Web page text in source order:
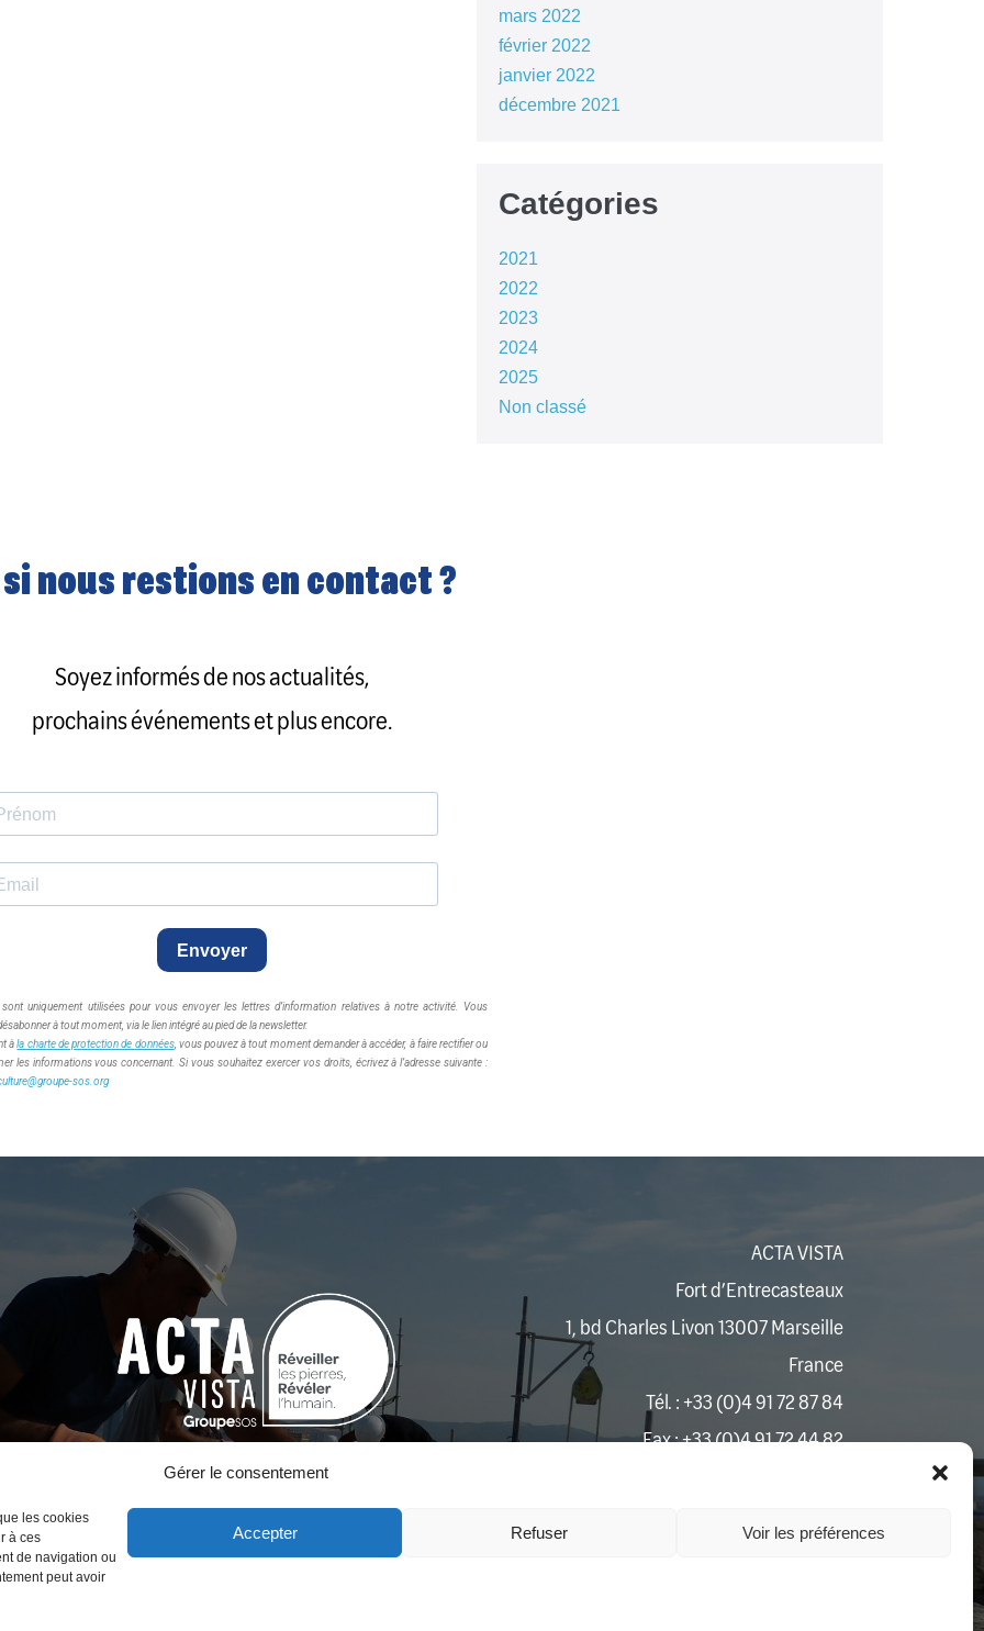
Gérer le consentement
les cookies
à ces
de navigation ou
peut avoir
Accepter Refuser Voir les préférences
mars 2022
février 2022
janvier 2022
décembre 2021
Catégories
2021
2022
2023
2024
2025
Non classé
si nous restions en contact ?
Soyez informés de nos actualités,
prochains événements et plus encore.
Envoyer
uniquement utilisées pour vous envoyer les lettres d’information relatives à notre activité. Vous
à tout moment, via le lien intégré au pied de la newsletter.
àla charte de protection de données, vous pouvez à tout moment demander à accéder, à faire rectifier ou
les informations vous concernant. Si vous souhaitez exercer vos droits, écrivez à l’adresse suivante :
sos.org
ACTA VISTA
Fort d’Entrecasteaux
1, bd Charles Livon 13007 Marseille
France
Tél. : +33 (0)491 72 87 84
Fax : +33 (0)4 91 72 44 82
Contact
Mentions légales